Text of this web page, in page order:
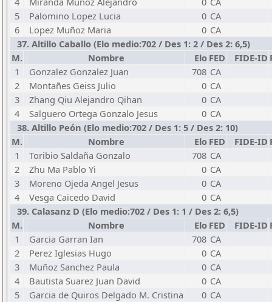
5
Palomino Lopez Lucia 0 CA
6
Lopez Muñoz Maria 0 CA
37. Altillo Caballo (Elo medio:702 / Des 1: 2 / Des 2: 6,5)
M.
Nombre Elo FED FIDE-ID
1
Gonzalez Gonzalez Juan 708 CA
2
Montañes Geiss Julio 0 CA
3
Zhang Qiu Alejandro Qihan 0 CA
4
Salguero Ortega Gonzalo Jesus 0 CA
38. Altillo Peón (Elo medio:702 / Des 1: 5 / Des 2: 10)
M.
Nombre Elo FED FIDE-ID
1
Toribio Saldaña Gonzalo 708 CA
2
Zhu Ma Pablo Yi 0 CA
3
Moreno Ojeda Angel Jesus 0 CA
4
Vesga Caicedo David 0 CA
39. Calasanz D (Elo medio:702 / Des 1: 1 / Des 2: 6,5)
M.
Nombre Elo FED FIDE-ID
1
Garcia Garran Ian 708 CA
2
Perez Iglesias Hugo 0 CA
3
Muñoz Sanchez Paula 0 CA
4
Bautista Suarez Juan David 0 CA
5
Garcia de Quiros Delgado M. Cristina 0 CA